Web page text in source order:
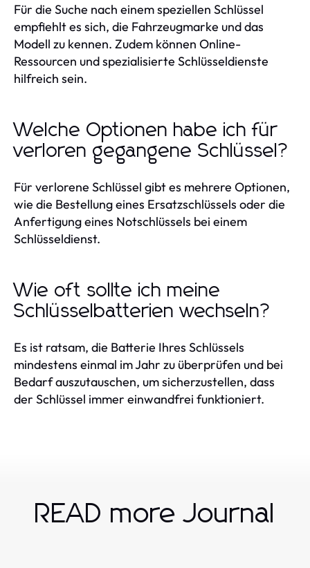
Für die Suche nach einem speziellen Schlüssel
empfiehlt es sich, die Fahrzeugmarke und das
Modell zu kennen. Zudem können Online-
Ressourcen und spezialisierte Schlüsseldienste
hilfreich sein.
Welche Optionen habe ich für
verloren gegangene Schlüssel?
Für verlorene Schlüssel gibt es mehrere Optionen,
wie die Bestellung eines Ersatzschlüssels oder die
Anfertigung eines Notschlüssels bei einem
Schlüsseldienst.
Wie oft sollte ich meine
Schlüsselbatterien wechseln?
Es ist ratsam, die Batterie Ihres Schlüssels
mindestens einmal im Jahr zu überprüfen und bei
Bedarf auszutauschen, um sicherzustellen, dass
der Schlüssel immer einwandfrei funktioniert.
READ more Journal